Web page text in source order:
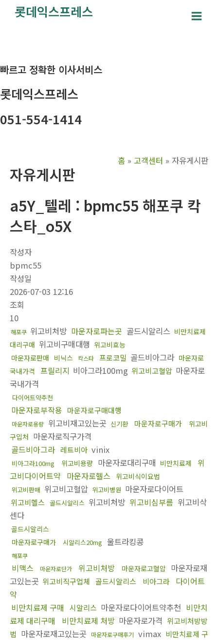
너
기
롯데익스프레스
Main
빠르고 정확한 이사서비스
롯데익스프레스
051-554-1414
홈 고객센터 자유게시판
자유게시판
a5Y_텔레 : bpmc55 해포쿠 칵
스타_o5X
작성자
bpmc55
작성일
2026-07-03 12:16
조회
10
해포쿠 위고비처방 마운자로파는곳 골드시알리스 비만치료제
대리구매 위고비구매대행 위고비효능
마운자로판매 비닉스 칵스타 프로코밀 골드비아그라 마운자로
국내가격 프릴리지 비아그라100mg 위고비고혈압 마운자로
국내가격
다이어트약추천
마운자로부작용 마운자로구매대행
마운자로용량 위고비재고있는곳 신기환 마운자로구매가
위고비
구입처 마운자로직구가격
골드비아그라 레트비아 vinix
비아그라100mg 위고비용량 마운자로대리구매 비만치료제
위
고비다이어트약 마운자로헬스 위고비식이요법
위고비판매 위고비고혈압 위고비병원 마운자로다이어트
위고비헬스 골드시알리스 위고비처방 위고비심부름 위고비삭
센다
골드시알리스
마운자로구매가
시알리스20mg 울트라킹콩
해포쿠
비맥스 마운자로단가 위고비처방 마운자로고혈압 마운자로재
고있는곳 위고비직구업체 골드시알리스 비아그라
다이어트
약
비만치료제 구매
시알리스 마운자로다이어트약추천 비만치
료제 대리구매
비만치료제 처방 마운자로가격 위고비처방방
법 마운자로재고있는곳 마운자로구매후기 vimax 비만치료제 구